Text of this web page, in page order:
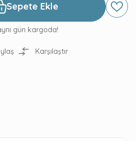
Sepete Ekle
gün kargoda!
Karşılaştır